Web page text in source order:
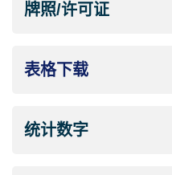
牌照/许可证
表格下载
统计数字